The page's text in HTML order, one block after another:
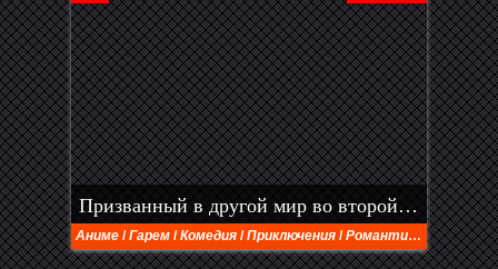
Призванный в другой мир во второй раз
Аниме /Гарем /Комедия /Приключения /Романтика /Фэнтези